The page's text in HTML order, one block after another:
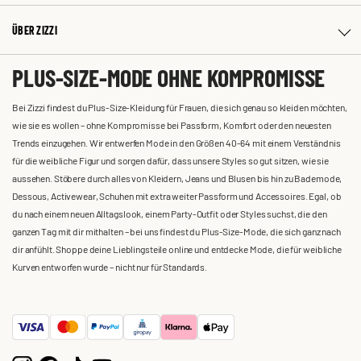
ÜBER ZIZZI
PLUS-SIZE-MODE OHNE KOMPROMISSE
Bei Zizzi findest du Plus-Size-Kleidung für Frauen, die sich genau so kleiden möchten,
wie sie es wollen – ohne Kompromisse bei Passform, Komfort oder den neuesten
Trends einzugehen. Wir entwerfen Mode in den Größen 40-64 mit einem Verständnis
für die weibliche Figur und sorgen dafür, dass unsere Styles so gut sitzen, wie sie
aussehen. Stöbere durch alles von Kleidern, Jeans und Blusen bis hin zu Bademode,
Dessous, Activewear, Schuhen mit extra weiter Passform und Accessoires. Egal, ob
du nach einem neuen Alltagslook, einem Party-Outfit oder Styles suchst, die den
ganzen Tag mit dir mithalten – bei uns findest du Plus-Size-Mode, die sich ganz nach
dir anfühlt. Shoppe deine Lieblingsteile online und entdecke Mode, die für weibliche
Kurven entworfen wurde – nicht nur für Standards.